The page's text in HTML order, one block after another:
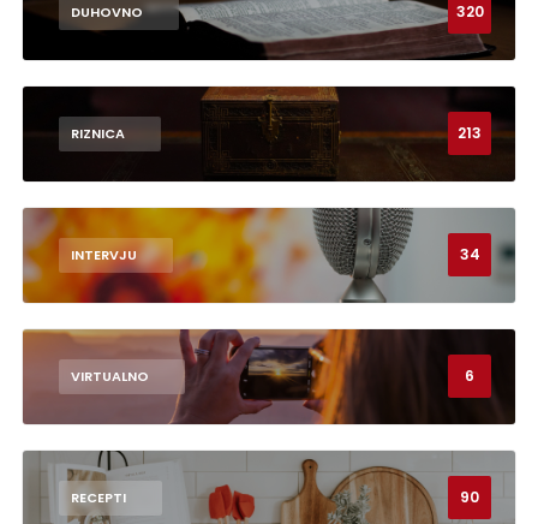
DUHOVNO 320
RIZNICA 213
INTERVJU 34
VIRTUALNO 6
RECEPTI 90